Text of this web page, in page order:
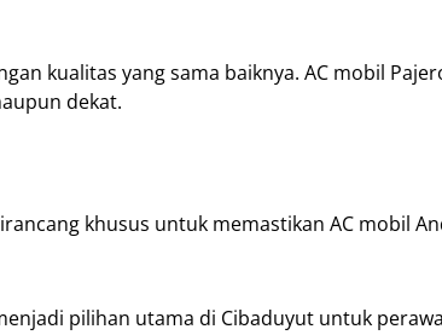
kualitas yang sama baiknya. AC mobil
dekat.
khusus untuk memastikan AC mobil
pilihan utama di Cibaduyut untuk